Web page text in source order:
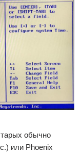
обычно
или Phoenix